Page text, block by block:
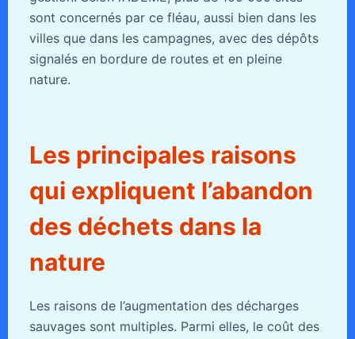
sont concernés par ce fléau, aussi bien dans les
villes que dans les campagnes, avec des dépôts
signalés en bordure de routes et en pleine
nature.
Les principales raisons
qui expliquent l’abandon
des déchets dans la
nature
Les raisons de l’augmentation des décharges
sauvages sont multiples. Parmi elles, le coût des